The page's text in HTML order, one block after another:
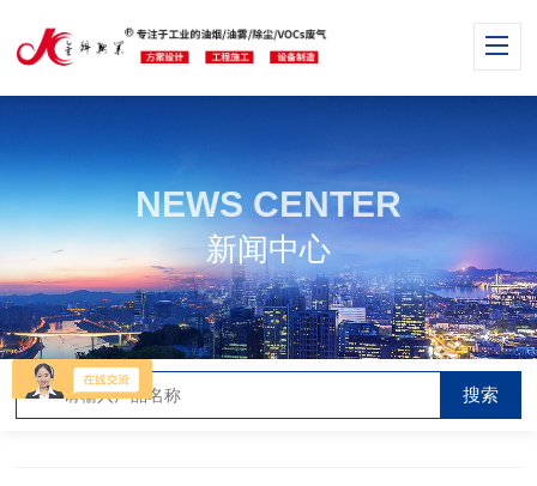
NEWS CENTER
新闻中心